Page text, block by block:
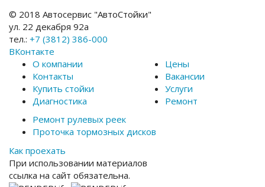
© 2018 Автосервис "АвтоСтойки"
ул. 22 декабря 92а
тел.: +7 (3812) 386-000
ВКонтакте
О компании
Контакты
Купить стойки
Диагностика
Цены
Вакансии
Услуги
Ремонт
Ремонт рулевых реек
Проточка тормозных дисков
Как проехать
При использовании материалов
ссылка на сайт обязательна.